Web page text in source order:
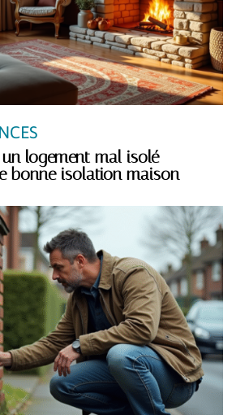
logement mal isolé
bonne isolation maison